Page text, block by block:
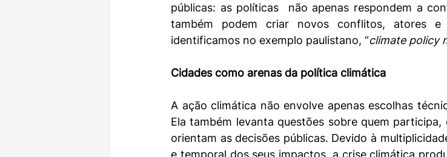
públicas: as políticas  não apenas respondem a
também podem criar novos conflitos, atores e
identificamos no exemplo paulistano, “climate policy
Cidades como arenas da política climática
A ação climática não envolve apenas escolhas
Ela também levanta questões sobre quem
orientam as decisões públicas. Devido à
e temporal dos seus impactos, a crise climática